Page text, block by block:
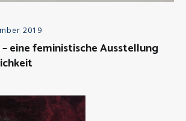
2019
eine feministische Ausstellung